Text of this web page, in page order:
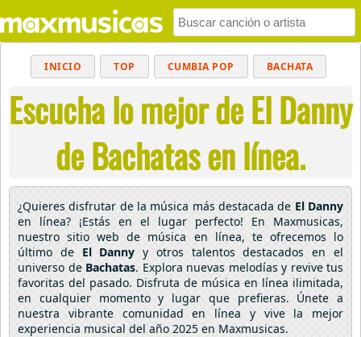
INICIO TOP CUMBIA POP BACHATA
MUSICA CRISTIANA REGGAETON
BALADAS ALTERNATIVO ELECTRÓNICA
CUMBIAS
Escucha lo mejor de El Danny
de Bachatas en línea.
¿Quieres disfrutar de la música más destacada de El Danny
en línea? ¡Estás en el lugar perfecto! En Maxmusicas,
nuestro sitio web de música en línea, te ofrecemos lo
último de El Danny y otros talentos destacados en el
universo de Bachatas. Explora nuevas melodías y revive tus
favoritas del pasado. Disfruta de música en línea ilimitada,
en cualquier momento y lugar que prefieras. Únete a
nuestra vibrante comunidad en línea y vive la mejor
experiencia musical del año 2025 en Maxmusicas.